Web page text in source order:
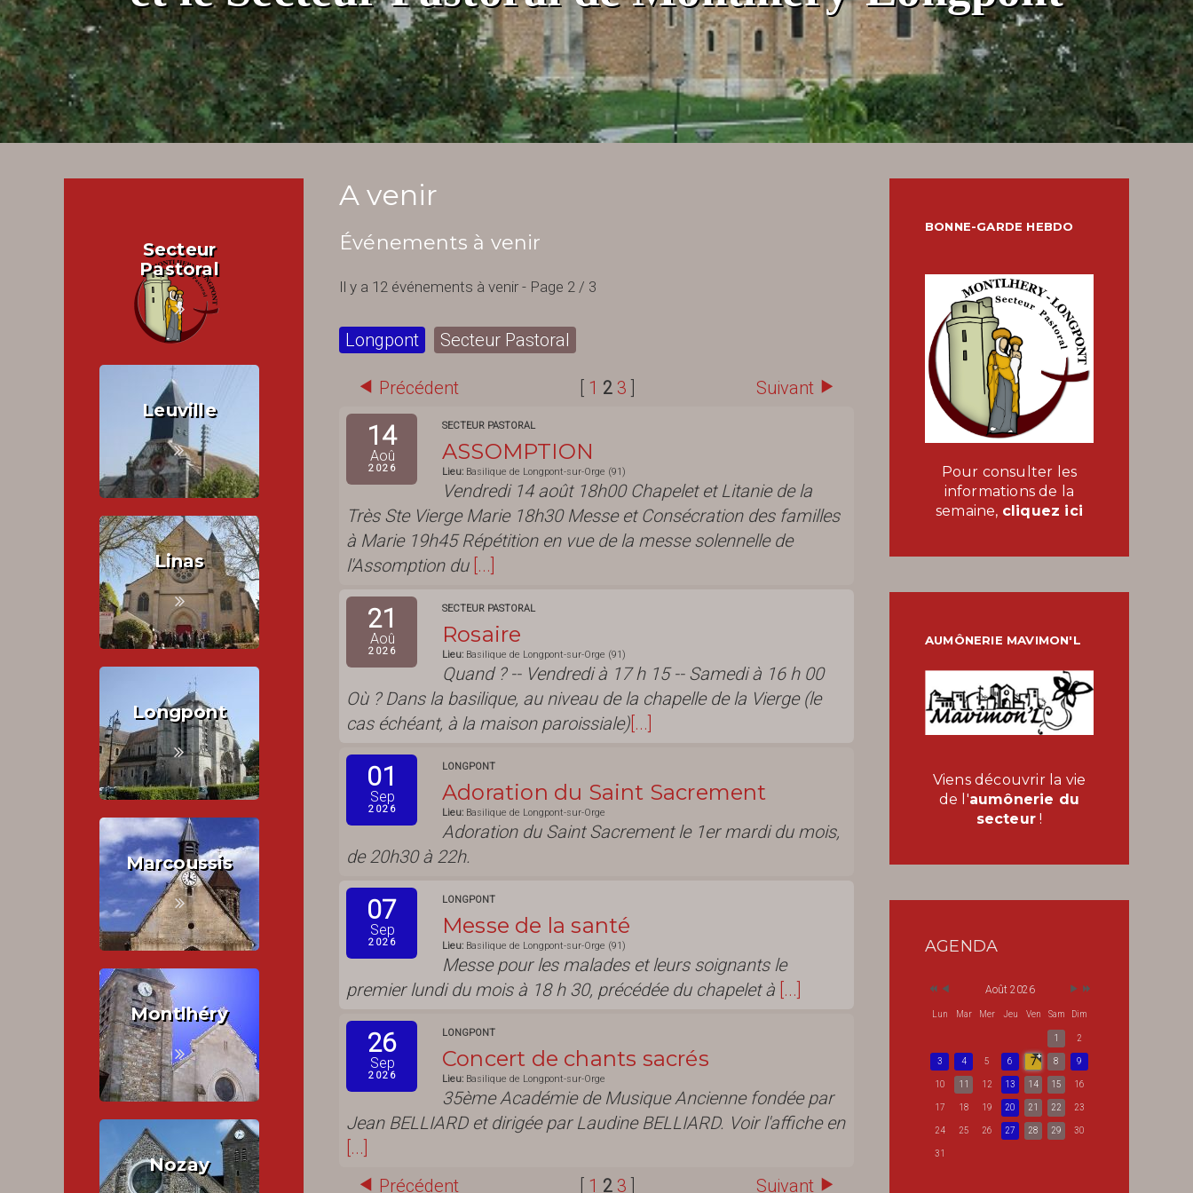
A venir
Événements à venir
Il y a 12 événements à venir - Page 2 / 3
Longpont Secteur Pastoral
Précédent Suivant
1 2 3
14
Aoû
2026
SECTEUR PASTORAL
ASSOMPTION
Lieu: Basilique de Longpont-sur-Orge (91)
Vendredi 14 août 18h00 Chapelet et Litanie de la
Très Ste Vierge Marie 18h30 Messe et Consécration des familles
à Marie 19h45 Répétition en vue de la messe solennelle de
l'Assomption du [...]
21
Aoû
2026
SECTEUR PASTORAL
Rosaire
Lieu: Basilique de Longpont-sur-Orge (91)
Quand ? -- Vendredi à 17 h 15 -- Samedi à 16 h 00
Où ? Dans la basilique, au niveau de la chapelle de la Vierge (le
cas échéant, à la maison paroissiale) [...]
01
Sep
2026
LONGPONT
Adoration du Saint Sacrement
Lieu: Basilique de Longpont-sur-Orge
Adoration du Saint Sacrement le 1er mardi du mois,
de 20h30 à 22h.
07
Sep
2026
LONGPONT
Messe de la santé
Lieu: Basilique de Longpont-sur-Orge (91)
Messe pour les malades et leurs soignants le
premier lundi du mois à 18 h 30, précédée du chapelet à [...]
26
Sep
2026
LONGPONT
Concert de chants sacrés
Lieu: Basilique de Longpont-sur-Orge
35ème Académie de Musique Ancienne fondée par
Jean BELLIARD et dirigée par Laudine BELLIARD. Voir l'affiche en
[...]
Précédent
Suivant
1 2 3
Secteur
Pastoral
Leuville
Linas
Longpont
Marcoussis
Montlhéry
Nozay
BONNE-GARDE HEBDO
Pour consulter les
informations de la
semaine, cliquez ici
AUMÔNERIE MAVIMON'L
Viens découvrir la vie
de l'aumônerie du
secteur !
AGENDA
Août 2026
Lun Mar Mer Jeu Ven Sam Dim
1 2
3 4 5 6 7 8 9
10 11 12 13 14 15 16
17 18 19 20 21 22 23
24 25 26 27 28 29 30
31